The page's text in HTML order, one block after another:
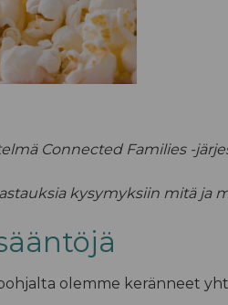
Connected Families -
kysymyksiin mitä ja
olemme keränneet